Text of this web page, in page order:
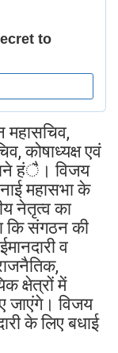
महासचिव,
कोषाध्यक्ष एवं
हंै। विजय
महासभा के
नेतृत्व का
कि संगठन की
व
क्षेत्रों में
जाएंगे। विजय
के लिए बधाई